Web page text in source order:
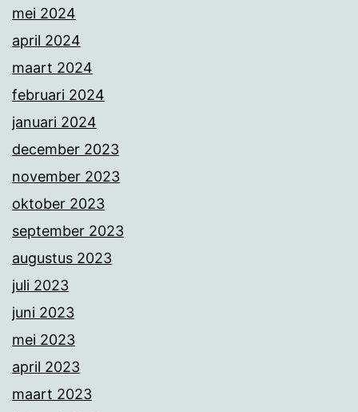
mei 2024
april 2024
maart 2024
februari 2024
januari 2024
december 2023
november 2023
oktober 2023
september 2023
augustus 2023
juli 2023
juni 2023
mei 2023
april 2023
maart 2023